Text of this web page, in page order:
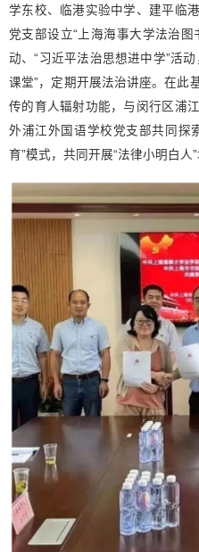
学东校、临港实验中学、建平临
党支部设立“上海海事大学法治
动、“习近平法治思想进中学”活
课堂”，定期开展法治讲座。在此
传的育人辐射功能，与闵行区浦
外浦江外国语学校党支部共同探
育”模式，共同开展“法律小明白人”